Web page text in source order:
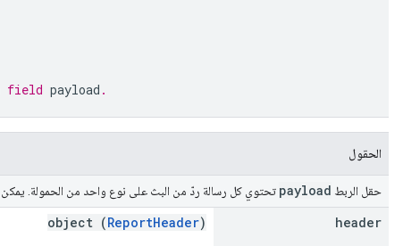
field payload .
الحقول
حقل الربط payload تحتوي كل رسالة ردّ من البث على نوع واحد من الحمولة.
header
object (ReportHeader)